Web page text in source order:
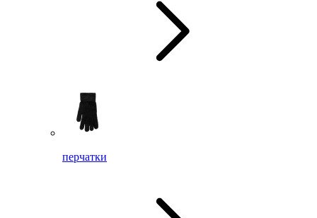
перчатки